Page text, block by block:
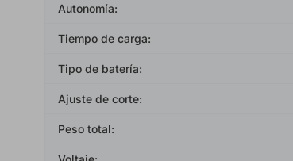
Autonomía:
Tiempo de carga:
Tipo de batería:
Ajuste de corte:
Peso total: